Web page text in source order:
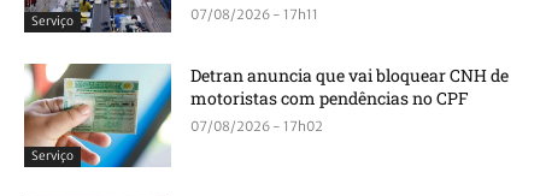
Serviço 07/08/2026 - 17h11
Serviço
Detran anuncia que vai bloquear CNH de
motoristas com pendências no CPF
07/08/2026 - 17h02